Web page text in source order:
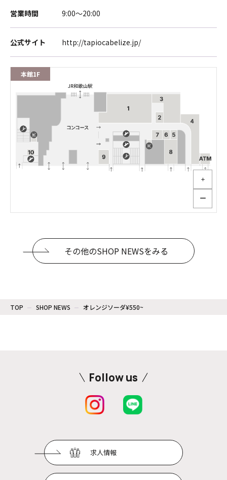
営業時間 9:00～20:00
公式サイト http://tapiocabelize.jp/
本館1F
＋
ー
その他のSHOP NEWSをみる
TOP SHOP NEWS オレンジソーダ¥550~
Follow us
求人情報